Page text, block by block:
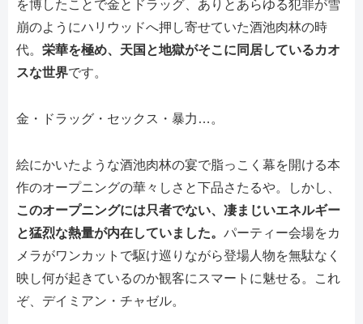
を博したことで金とドラッグ、ありとあらゆる犯罪が雪
崩のようにハリウッドへ押し寄せていた酒池肉林の時
代。 栄華を極め、天国と地獄がそこに同居しているカオ
スな世界です。
金・ドラッグ・セックス・暴力…。
絵にかいたような酒池肉林の宴で脂っこく幕を開ける本
作のオープニングの華々しさと下品さたるや。しかし、
このオープニングには只者でない、凄まじいエネルギー
と猛烈な熱量が内在していました。 パーティー会場をカ
メラがワンカットで駆け巡りながら登場人物を無駄なく
映し何が起きているのか観客にスマートに魅せる。これ
ぞ、デイミアン・チャゼル。